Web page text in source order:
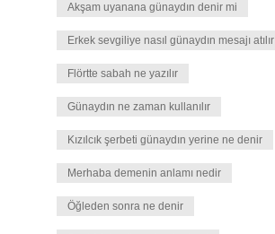
Akşam uyanana günaydın denir mi
Erkek sevgiliye nasıl günaydın mesajı atılır
Flörtte sabah ne yazılır
Günaydın ne zaman kullanılır
Kızılcık şerbeti günaydın yerine ne denir
Merhaba demenin anlamı nedir
Öğleden sonra ne denir